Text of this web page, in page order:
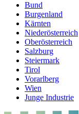
Bund
Burgenland
Kärnten
Niederösterreich
Oberösterreich
Salzburg
Steiermark
Tirol
Vorarlberg
Wien
Junge Industrie